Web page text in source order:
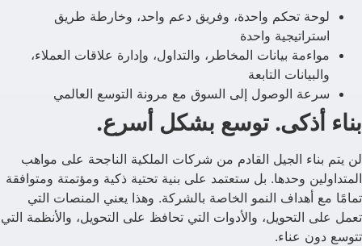
لوحة تحكم واحدة، وفريق دعم واحد، وخارطة طريق
استراتيجية واحدة
مواءمة بيانات المخاطر، والتداول، وإدارة علاقات العملاء،
والبيانات التابعة
سرعة الوصول إلى السوق مع مرونة التوسع العالمي
بناء أذكى. توسع بشكل أسرع.
لن يتم بناء الجيل القادم من شركات الملكية الناجحة على مواهب
المتداولين وحدها. بل ستعتمد على بنية تحتية ذكية ومؤتمتة ومتوافقة
تمامًا مع أهداف النمو الخاصة بالشركة. وهذا يعني المنصات التي
تعمل على التحويل، والأدوات التي تحافظ على التحويل، والأنظمة التي
تتوسع دون عناء.